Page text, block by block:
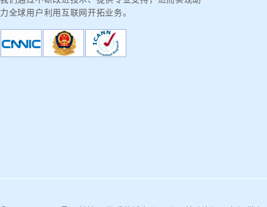
力全球用户利用互联网开拓业务。